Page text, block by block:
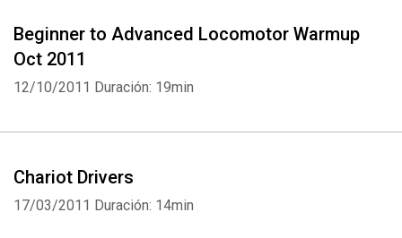
Beginner to Advanced Locomotor Warmup
Oct 2011
12/10/2011 Duración: 19min
Chariot Drivers
17/03/2011 Duración: 14min